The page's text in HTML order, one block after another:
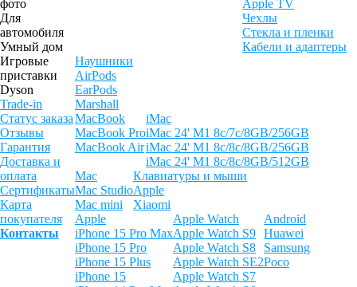
фото
Для
автомобиля
Умный дом
Игровые
приставки
Dyson
Trade-in
Статус заказа
Отзывы
Гарантия
Доставка и
оплата
Сертификаты
Карта
покупателя
Контакты
Apple TV
Чехлы
Стекла и пленки
Кабели и адаптеры
Наушники
AirPods
EarPods
Marshall
MacBook
MacBook Pro
MacBook Air
iMac
iMac 24' M1 8c/7c/8GB/256GB
iMac 24' M1 8c/8c/8GB/256GB
iMac 24' M1 8c/8c/8GB/512GB
Mac
Mac Studio
Mac mini
Клавиатуры и мыши
Apple
Xiaomi
Apple
iPhone 15 Pro Max
iPhone 15 Pro
iPhone 15 Plus
iPhone 15
Apple Watch
Apple Watch S9
Apple Watch S8
Apple Watch SE2
Apple Watch S7
Android
Huawei
Samsung
Poco